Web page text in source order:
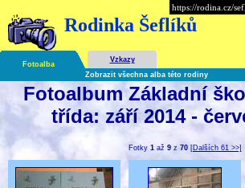
https://rodina.cz/sefl
Rodinka Šeflíků
Fotoalba
Vzkazy
Zobrazit všechna alba této rodiny
Fotoalbum Základní
třída: září 2014 -
Fotky 1až 9z 70 [Dalších 61 >>]